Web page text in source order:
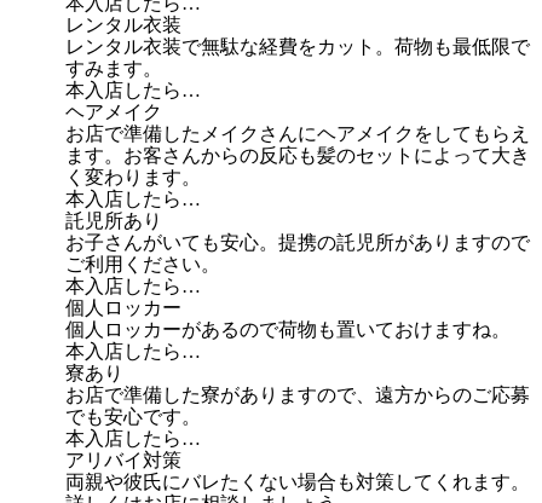
レンタル衣装
レンタル衣装で無駄な経費をカット。荷物も最低限で
すみます。
本入店したら…
ヘアメイク
お店で準備したメイクさんにヘアメイクをしてもらえ
ます。お客さんからの反応も髪のセットによって大き
く変わります。
本入店したら…
託児所あり
お子さんがいても安心。提携の託児所がありますので
ご利用ください。
本入店したら…
個人ロッカー
個人ロッカーがあるので荷物も置いておけますね。
本入店したら…
寮あり
お店で準備した寮がありますので、遠方からのご応募
でも安心です。
本入店したら…
アリバイ対策
両親や彼氏にバレたくない場合も対策してくれます。